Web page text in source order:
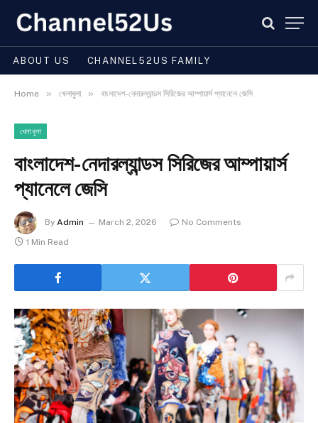
ABOUT US CHANNEL52US FAMILY
Home » খেলাধুলা » বাংলাদেশ-নেদারল্যান্ডস সিরিজের আম্পায়ার্স প্যানেলে জেসি
খেলাধুলা
বাংলাদেশ-নেদারল্যান্ডস সিরিজের আম্পায়ার্স
প্যানেলে জেসি
By Admin March 2, 2026
No Comments
1 Min Read